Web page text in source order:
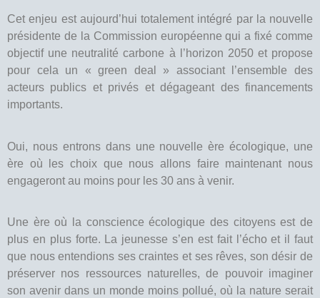
Cet enjeu est aujourd’hui totalement intégré par la nouvelle
présidente de la Commission européenne qui a fixé comme
objectif une neutralité carbone à l’horizon 2050 et propose
pour cela un « green deal » associant l’ensemble des
acteurs publics et privés et dégageant des financements
importants.
Oui, nous entrons dans une nouvelle ère écologique, une
ère où les choix que nous allons faire maintenant nous
engageront au moins pour les 30 ans à venir.
Une ère où la conscience écologique des citoyens est de
plus en plus forte. La jeunesse s’en est fait l’écho et il faut
que nous entendions ses craintes et ses rêves, son désir de
préserver nos ressources naturelles, de pouvoir imaginer
son avenir dans un monde moins pollué, où la nature serait